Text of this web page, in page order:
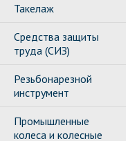
Такелаж
Средства защиты
труда (СИЗ)
Резьбонарезной
инструмент
Промышленные
колеса и колесные